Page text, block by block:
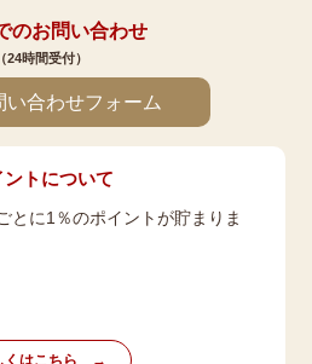
のお問い合わせ
（24時間受付）
い合わせフォーム
ントについて
とに1％のポイントが貯まりま